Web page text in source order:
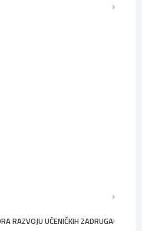
RAZVOJU UČENIČKIH ZADRUGA